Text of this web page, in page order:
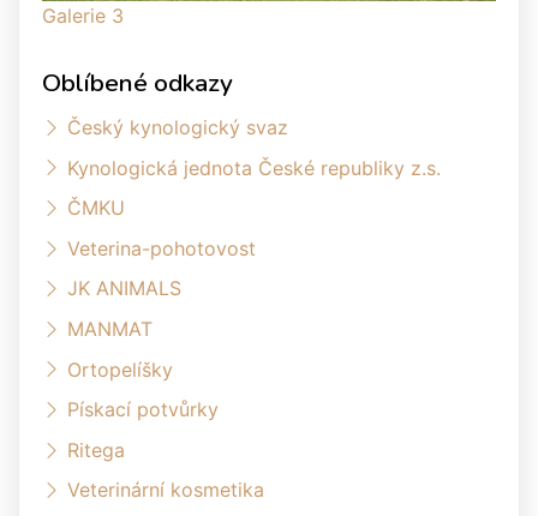
Galerie 3
Oblíbené odkazy
Český kynologický svaz
Kynologická jednota České republiky z.s.
ČMKU
Veterina-pohotovost
JK ANIMALS
MANMAT
Ortopelíšky
Pískací potvůrky
Ritega
Veterinární kosmetika